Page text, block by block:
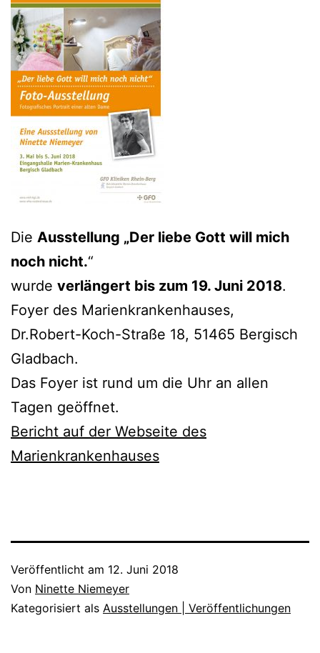
Die Ausstellung „Der liebe Gott will mich
noch nicht.“
wurde verlängert bis zum 19. Juni 2018.
Foyer des Marienkrankenhauses,
Dr.Robert-Koch-Straße 18, 51465 Bergisch
Gladbach.
Das Foyer ist rund um die Uhr an allen
Tagen geöffnet.
Bericht auf der Webseite des
Marienkrankenhauses
Veröffentlicht am 12. Juni 2018
Von Ninette Niemeyer
Kategorisiert als Ausstellungen | Veröffentlichungen